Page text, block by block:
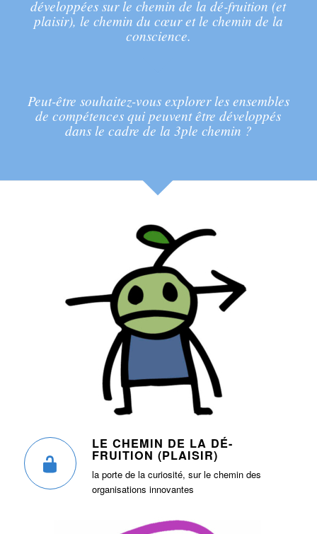
développées sur le chemin de la dé-fruition (et
plaisir), le chemin du cœur et le chemin de la
conscience.
Peut-être souhaitez-vous explorer les ensembles
de compétences qui peuvent être développés
dans le cadre de la 3ple chemin ?
LE CHEMIN DE LA DÉ-
FRUITION (PLAISIR)
la porte de la curiosité, sur le chemin des
organisations innovantes